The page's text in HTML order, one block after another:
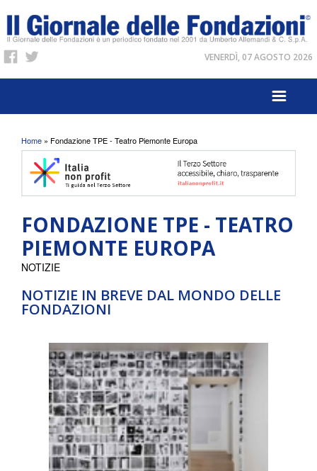
VENERDÌ, 07 AGOSTO 2026
Tu sei qui
Home » Fondazione TPE - Teatro Piemonte Europa
FONDAZIONE TPE - TEATRO
PIEMONTE EUROPA
NOTIZIE IN BREVE DAL MONDO DELLE
FONDAZIONI
NOTIZIE